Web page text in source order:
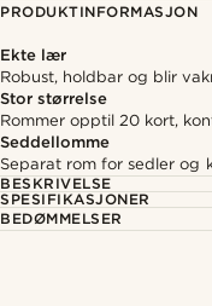
PRODUKTINFORMASJON
Ekte lær
Robust, holdbar og blir
Stor størrelse
Rommer opptil 20 kort,
Seddellomme
Separat rom for sedler og
BESKRIVELSE
SPESIFIKASJONER
BEDØMMELSER